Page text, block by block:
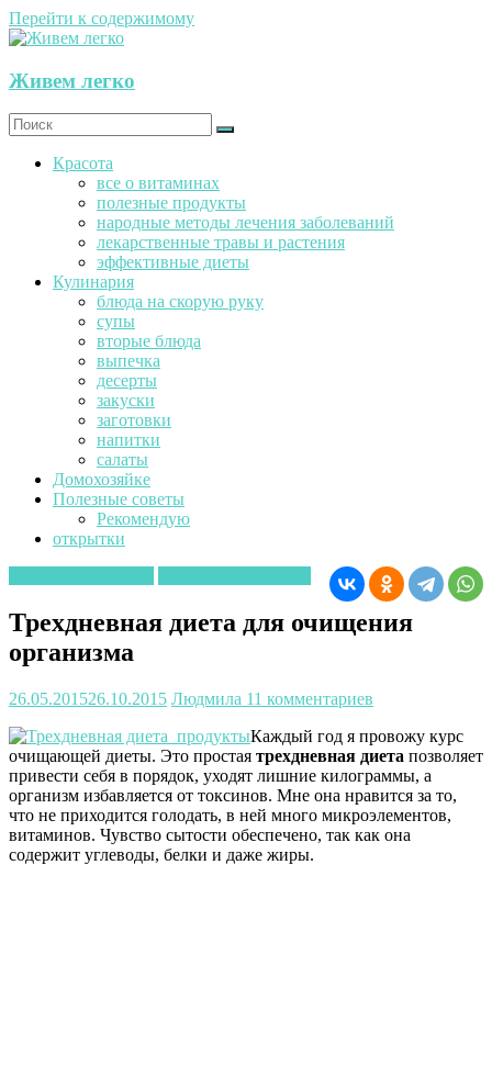
Перейти к содержимому
Живем легко
Красота
все о витаминах
полезные продукты
народные методы лечения заболеваний
лекарственные травы и растения
эффективные диеты
Кулинария
блюда на скорую руку
супы
вторые блюда
выпечка
десерты
закуски
заготовки
напитки
салаты
Домохозяйке
Полезные советы
Рекомендую
открытки
Трехдневная диета для очищения
организма
26.05.201526.10.2015 Людмила 11 комментариев
Каждый год я провожу курс
очищающей диеты. Это простая трехдневная диета позволяет
привести себя в порядок, уходят лишние килограммы, а
организм избавляется от токсинов. Мне она нравится за то,
что не приходится голодать, в ней много микроэлементов,
витаминов. Чувство сытости обеспечено, так как она
содержит углеводы, белки и даже жиры.